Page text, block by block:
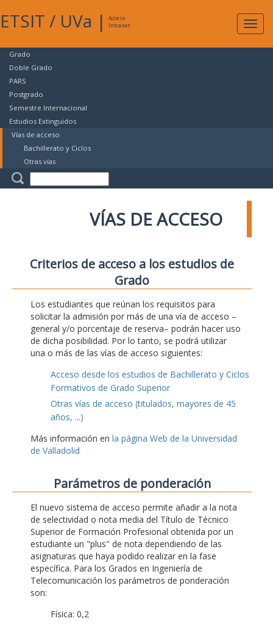
ETSIT / UVa |
Acceso
Intranet
Grado
Doble Grado
PARS
Postgrado
Semestre Internacional
Estudios Extinguidos
Vías de acceso
Bachillerato y Ciclos
Otras vías
VÍAS DE ACCESO
Criterios de acceso a los estudios de
Grado
Los estudiantes que reúnan los requisitos para
solicitar la admisión por más de una vía de acceso –
general y/o porcentaje de reserva– podrán hacer uso
de dicha posibilidad. Por lo tanto, se podrá utilizar
una o más de las vías de acceso siguientes:
Acceso desde los estudios de Bachillerato y Ciclos
Formativos de Grado Superior
Otras vías de acceso (titulados, mayores de 45
años, ...)
Más información en la página Web de la Universidad
de Valladolid
Parámetros de ponderación
El nuevo sistema de acceso permite añadir a la nota
de selectividad o nota media del Título de Técnico
Superior de Formación Profesional obtenida por un
estudiante un "plus" de nota dependiendo de las
asignaturas que haya podido realizar en la fase
específica. Para los Grados en Ingeniería de
Telecomunicación los parámetros de ponderación
son:
Física: 0,2